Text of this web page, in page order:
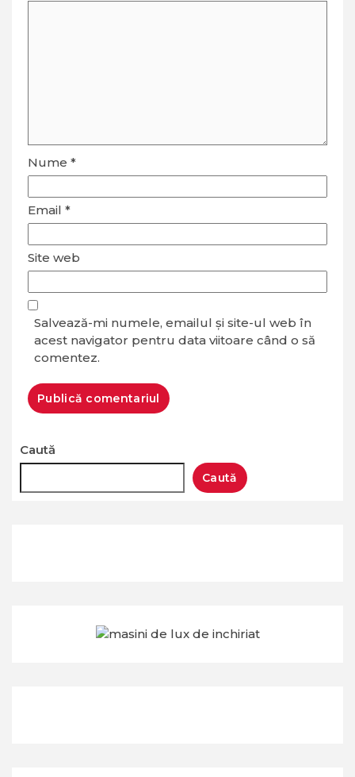
Nume *
Email *
Site web
Salvează-mi numele, emailul și site-ul web în
acest navigator pentru data viitoare când o să
comentez.
Caută
Caută